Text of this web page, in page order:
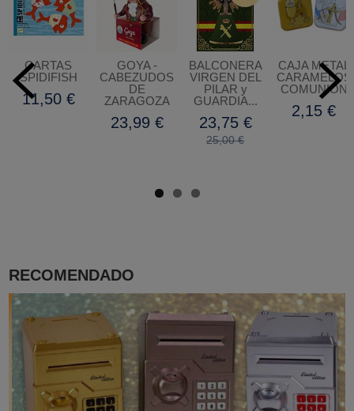
RECOMENDADO
CARTAS
SPIDIFISH
11,50 €
GOYA -
CABEZUDOS
DE
ZARAGOZA
23,99 €
BALCONERA
VIRGEN DEL
PILAR y
GUARDIA...
23,75 €
25,00 €
CAJA METAL
CARAMELOS
COMUNIÓN
2,15 €